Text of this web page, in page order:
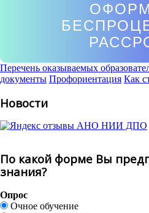
Перечень оказываемых
документы Профориентация Как
Новости
По какой форме Вы
знания?
Опрос
Очное обучение